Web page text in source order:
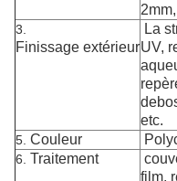
3.
Finissage extérieur
La
UV,
etc.
5. Couleur
6. Traitement
film,